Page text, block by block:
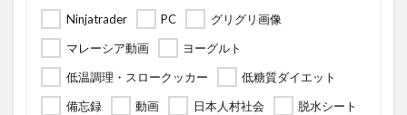
Ninjatrader PC
グリグリ画像
マレーシア動画
ヨーグルト
低温調理・スロークッカー
低糖質ダイエット
備忘録
動画 日本人村社会 脱水シート